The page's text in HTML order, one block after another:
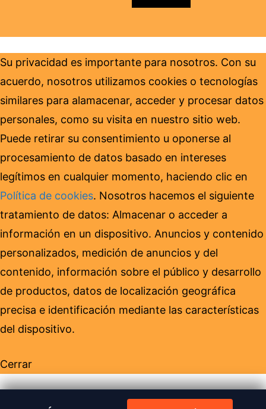
Su privacidad es importante para nosotros. Con su
acuerdo, nosotros utilizamos cookies o tecnologías
similares para alamacenar, acceder y procesar datos
personales, como su visita en nuestro sitio web.
Puede retirar su consentimiento u oponerse al
procesamiento de datos basado en intereses
legítimos en cualquier momento, haciendo clic en
Política de cookies. Nosotros hacemos el siguiente
tratamiento de datos: Almacenar o acceder a
información en un dispositivo. Anuncios y contenido
personalizados, medición de anuncios y del
contenido, información sobre el público y desarrollo
de productos, datos de localización geográfica
precisa e identificación mediante las características
del dispositivo.
Cerrar